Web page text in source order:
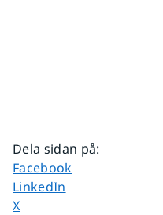
Dela sidan på:
Dela sidan på
Facebook
Dela sidan på
LinkedIn
Dela sidan på
X